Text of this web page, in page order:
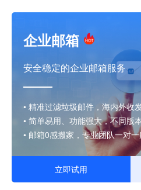
企业邮箱
安全稳定的企业邮箱服务
• 精准过滤垃圾邮件，海内外收
• 简单易用、功能强大，不同版
• 邮箱0感搬家，专业团队一对
立即试用